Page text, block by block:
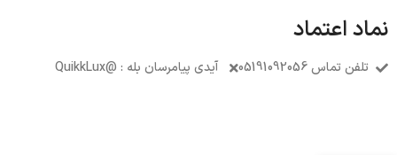
نماد اعتماد
تلفن تماس 05191092056 آیدی پیامرسان بله : @QuikkLux